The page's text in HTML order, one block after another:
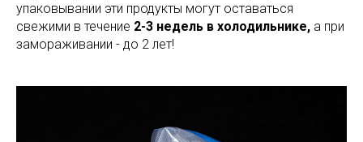
упаковывании эти продукты могут оставаться
свежими в течение 2-3 недель в холодильнике, а при
замораживании - до 2 лет!